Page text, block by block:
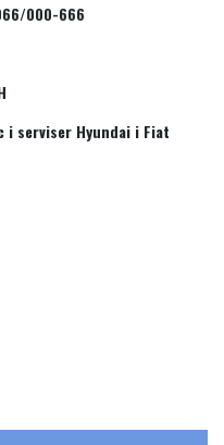
000-666
i serviser Hyundai i Fiat